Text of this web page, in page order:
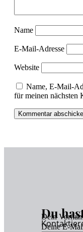
Name
E-Mail-Adresse
Website
Name, E-Mail-
für meinen nächsten
Du
Dein
Deine E-